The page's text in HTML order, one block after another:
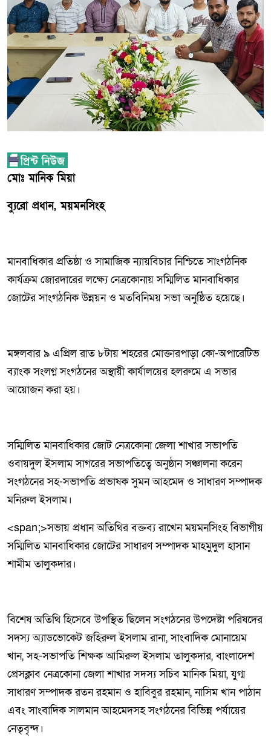
মোঃ মানিক মিয়া
ব্যুরো প্রধান, ময়মনসিংহ
মানবাধিকার প্রতিষ্ঠা ও সামাজিক ন্যায়বিচার নিশ্চিতে সাংগঠনিক
কার্যক্রম জোরদারের লক্ষ্যে নেত্রকোনায় সম্মিলিত মানবাধিকার
জোটের সাংগঠনিক উন্নয়ন ও মতবিনিময় সভা অনুষ্ঠিত হয়েছে।
মঙ্গলবার ৯ এপ্রিল রাত ৮টায় শহরের মোক্তারপাড়া কো-অপারেটিভ
ব্যাংক সংলগ্ন সংগঠনের অস্থায়ী কার্যালয়ের হলরুমে এ সভার
আয়োজন করা হয়।
সম্মিলিত মানবাধিকার জোট নেত্রকোনা জেলা শাখার সভাপতি
ওবায়দুল ইসলাম সাগরের সভাপতিত্বে অনুষ্ঠান সঞ্চালনা করেন
সংগঠনের সহ-সভাপতি প্রভাষক সুমন আহমেদ ও সাধারণ সম্পাদক
মনিরুল ইসলাম।
<span;>সভায় প্রধান অতিথির বক্তব্য রাখেন ময়মনসিংহ বিভাগীয়
সম্মিলিত মানবাধিকার জোটের সাধারণ সম্পাদক মাহমুদুল হাসান
শামীম তালুকদার।
বিশেষ অতিথি হিসেবে উপস্থিত ছিলেন সংগঠনের উপদেষ্টা পরিষদের
সদস্য অ্যাডভোকেট জহিরুল ইসলাম রানা, সাংবাদিক মোনায়েম
খান, সহ-সভাপতি শিক্ষক আমিরুল ইসলাম তালুকদার, বাংলাদেশ
প্রেসক্লাব নেত্রকোনা জেলা শাখার সদস্য সচিব মানিক মিয়া, যুগ্ম
সাধারণ সম্পাদক রতন রহমান ও হাবিবুর রহমান, নাসিম খান পাঠান
এবং সাংবাদিক সালমান আহমেদসহ সংগঠনের বিভিন্ন পর্যায়ের
নেতৃবৃন্দ।